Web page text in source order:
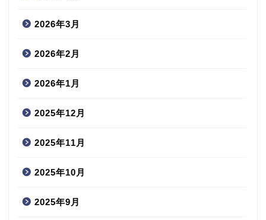
2026年3月
2026年2月
2026年1月
2025年12月
2025年11月
2025年10月
2025年9月